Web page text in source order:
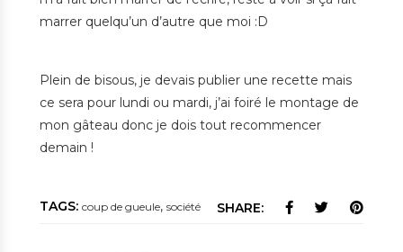
marrer quelqu’un d’autre que moi :D
Plein de bisous, je devais publier une recette mais
ce sera pour lundi ou mardi, j’ai foiré le montage de
mon gâteau donc je dois tout recommencer
demain !
TAGS: coup de gueule, société SHARE: